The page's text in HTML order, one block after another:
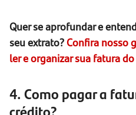
Quer se aprofundar e
seu extrato?Confira nosso
ler e organizar sua fatura
4. Como pagar a
crédito?